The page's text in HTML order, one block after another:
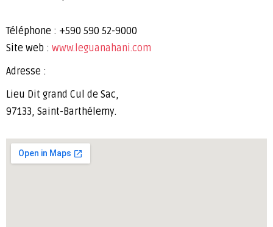
Téléphone : +590 590 52-9000
Site web : www.leguanahani.com
Adresse :
Lieu Dit grand Cul de Sac,
97133, Saint-Barthélemy.